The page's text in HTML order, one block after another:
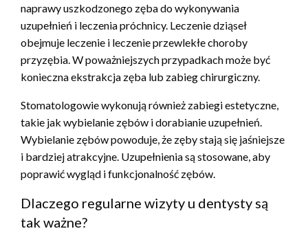
naprawy uszkodzonego zęba do wykonywania
uzupełnień i leczenia próchnicy. Leczenie dziąseł
obejmuje leczenie i leczenie przewlekłe choroby
przyzębia. W poważniejszych przypadkach może być
konieczna ekstrakcja zęba lub zabieg chirurgiczny.
Stomatologowie wykonują również zabiegi estetyczne,
takie jak wybielanie zębów i dorabianie uzupełnień.
Wybielanie zębów powoduje, że zęby stają się jaśniejsze
i bardziej atrakcyjne. Uzupełnienia są stosowane, aby
poprawić wygląd i funkcjonalność zębów.
Dlaczego regularne wizyty u dentysty są
tak ważne?